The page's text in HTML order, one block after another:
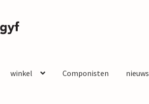
winkel Componisten nieuws